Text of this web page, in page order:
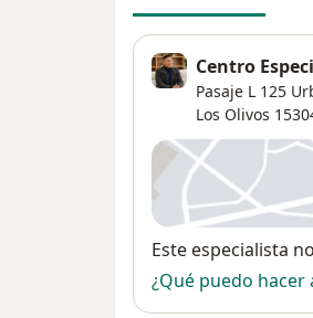
Centro
Pasaje L 125
Los Olivos
Disponibilidad
Este especialista
¿Qué puedo hacer